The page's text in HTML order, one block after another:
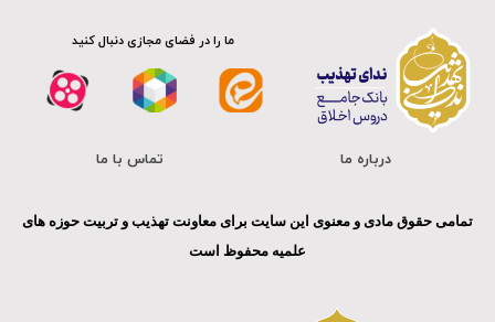
ما را در فضای مجازی دنبال کنید
درباره ما تماس با ما
تمامی حقوق مادی و معنوی این سایت برای معاونت تهذیب و تربیت حوزه های
علمیه محفوظ است